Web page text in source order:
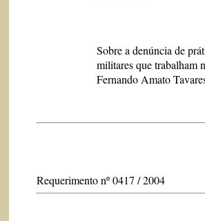
Sobre a denúncia de
militares que trabalham
Fernando Amato
Requerimento nº 0417 / 2004